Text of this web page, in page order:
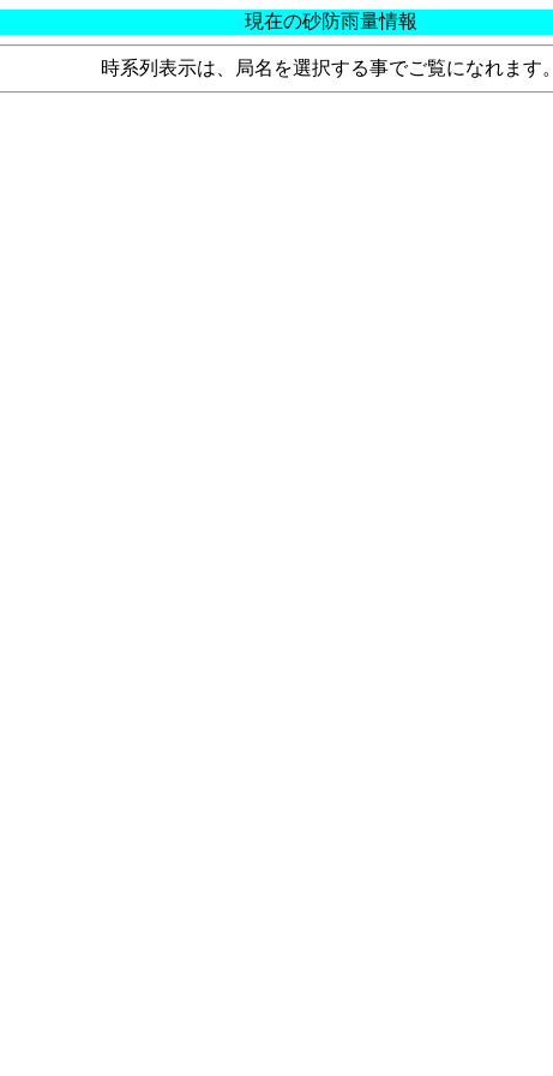
現在の砂防雨量情報
時系列表示は、局名を選択する事でご覧になれます。